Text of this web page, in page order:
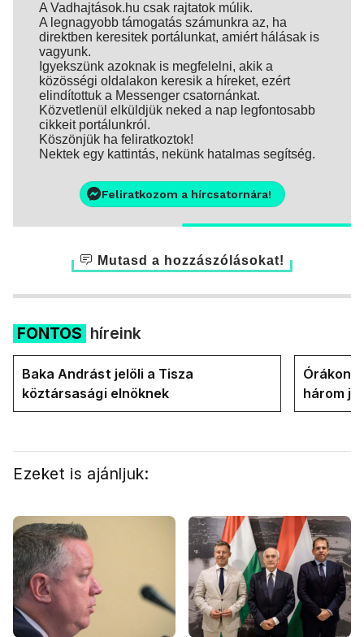
A Vadhajtások.hu csak rajtatok múlik.
A legnagyobb támogatás számunkra az, ha
direktben keresitek portálunkat, amiért hálásak is
vagyunk.
Igyekszünk azoknak is megfelelni, akik a
közösségi oldalakon keresik a híreket, ezért
elindítottuk a Messenger csatornánkat.
Közvetlenül elküldjük neked a nap legfontosabb
cikkeit portálunkról.
Köszönjük ha feliratkoztok!
Nektek egy kattintás, nekünk hatalmas segítség.
Feliratkozom a hírcsatornára!
Mutasd a hozzászólásokat!
FONTOS híreink
Baka Andrást jelöli a Tisza
köztársasági elnöknek
Órákon
három
államfőt
Ezeket is ajánljuk: